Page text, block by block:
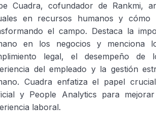
Cuadra, cofundador de Rankmi,
en recursos humanos y cómo
el campo. Destaca la
en los negocios y menciona
legal, el desempeño de
del empleado y la gestión
Cuadra enfatiza el papel
y People Analytics para
laboral.